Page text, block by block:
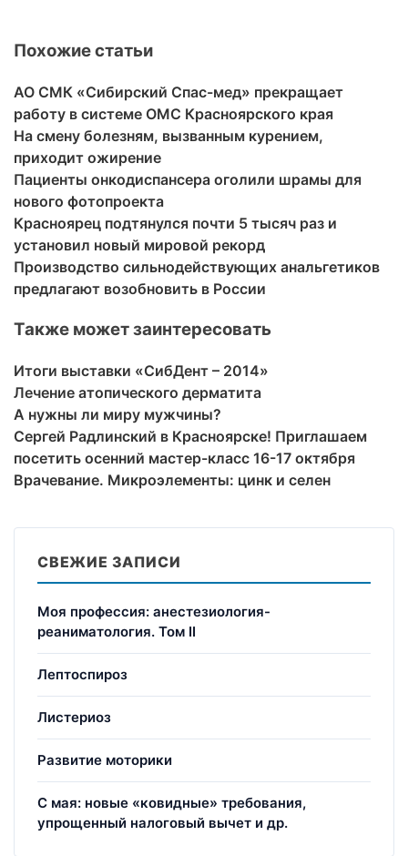
Похожие статьи
АО СМК «Сибирский Спас-мед» прекращает
работу в системе ОМС Красноярского края
На смену болезням, вызванным курением,
приходит ожирение
Пациенты онкодиспансера оголили шрамы для
нового фотопроекта
Красноярец подтянулся почти 5 тысяч раз и
установил новый мировой рекорд
Производство сильнодействующих анальгетиков
предлагают возобновить в России
Также может заинтересовать
Итоги выставки «СибДент – 2014»
Лечение атопического дерматита
А нужны ли миру мужчины?
Сергей Радлинский в Красноярске! Приглашаем
посетить осенний мастер-класс 16-17 октября
Врачевание. Микроэлементы: цинк и селен
СВЕЖИЕ ЗАПИСИ
Моя профессия: анестезиология-
реаниматология. Том II
Лептоспироз
Листериоз
Развитие моторики
С мая: новые «ковидные» требования,
упрощенный налоговый вычет и др.